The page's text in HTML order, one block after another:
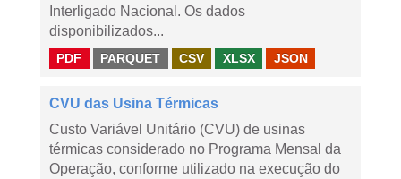
Interligado Nacional. Os dados
disponibilizados...
PDF PARQUET CSV XLSX JSON
CVU das Usina Térmicas
Custo Variável Unitário (CVU) de usinas
térmicas considerado no Programa Mensal da
Operação, conforme utilizado na execução do